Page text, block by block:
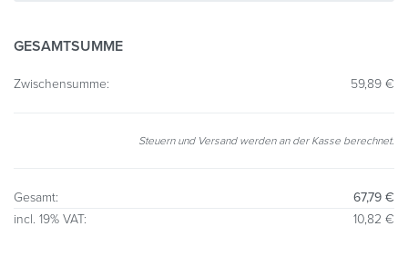
GESAMTSUMME
59,89 €
Steuern und Versand werden an der Kasse berechnet.
67,79 €
10,82 €